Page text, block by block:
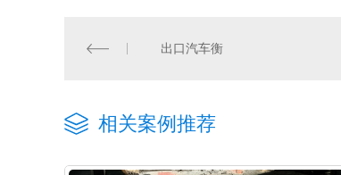
出口汽车衡
相关案例推荐